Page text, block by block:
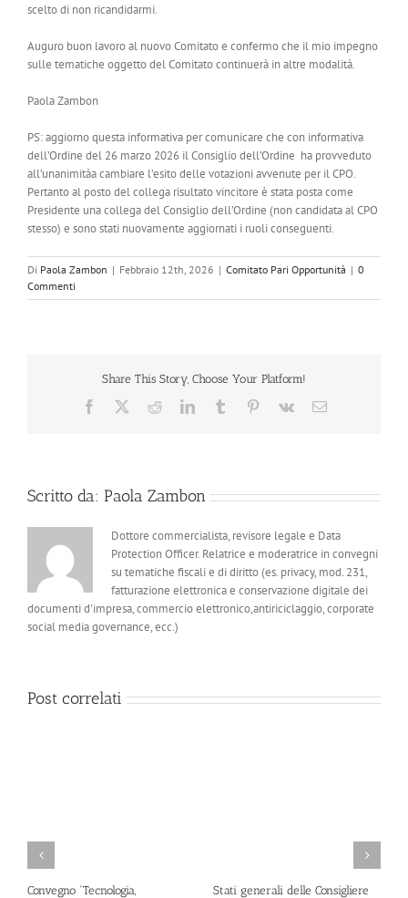
scelto di non ricandidarmi.
Auguro buon lavoro al nuovo Comitato e confermo che il mio impegno
sulle tematiche oggetto del Comitato continuerà in altre modalità.
Paola Zambon
PS: aggiorno questa informativa per comunicare che con informativa
dell’Ordine del 26 marzo 2026 il Consiglio dell’Ordine ha provveduto
all’unanimitàa cambiare l’esito delle votazioni avvenute per il CPO.
Pertanto al posto del collega risultato vincitore è stata posta come
Presidente una collega del Consiglio dell’Ordine (non candidata al CPO
stesso) e sono stati nuovamente aggiornati i ruoli conseguenti.
Di Paola Zambon | Febbraio 12th, 2026 | Comitato Pari Opportunità | 0
Commenti
Share This Story, Choose Your Platform!
Facebook RedditLinkedInTumblr Pinterest
Vk Email
Scritto da: Paola Zambon
Dottore commercialista, revisore legale e Data
Protection Officer. Relatrice e moderatrice in convegni
su tematiche fiscali e di diritto (es. privacy, mod. 231,
fatturazione elettronica e conservazione digitale dei
documenti d'impresa, commercio elettronico,antiriciclaggio, corporate
social media governance, ecc.)
Post correlati
Convegno “Tecnologia,
Stati generali delle Consigliere